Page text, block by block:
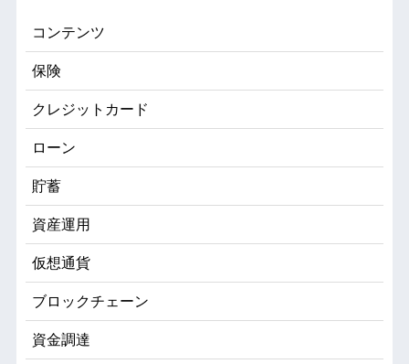
コンテンツ
保険
クレジットカード
ローン
貯蓄
資産運用
仮想通貨
ブロックチェーン
資金調達